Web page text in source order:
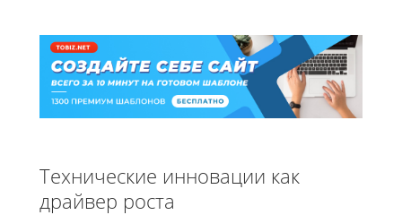
Технические инновации как
драйвер роста